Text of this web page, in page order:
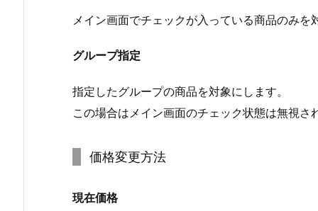
メイン画面でチェックが入っている商品のみを
グループ指定
指定したグループの商品を対象にします。
この場合はメイン画面のチェック状態は無視さ
価格変更方法
現在価格